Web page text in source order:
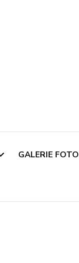
GALERIE FOTO